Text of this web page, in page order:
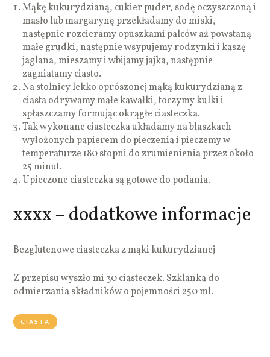
Mąkę kukurydzianą, cukier puder, sodę oczyszczoną i
masło lub margarynę przekładamy do miski,
następnie rozcieramy opuszkami palców aż powstaną
małe grudki, następnie wsypujemy rodzynki i kaszę
jaglana, mieszamy i wbijamy jajka, następnie
zagniatamy ciasto.
Na stolnicy lekko oprószonej mąką kukurydzianą z
ciasta odrywamy małe kawałki, toczymy kulki i
spłaszczamy formując okrągłe ciasteczka.
Tak wykonane ciasteczka układamy na blaszkach
wyłożonych papierem do pieczenia i pieczemy w
temperaturze 180 stopni do zrumienienia przez około
25 minut.
Upieczone ciasteczka są gotowe do podania.
xxxx – dodatkowe informacje
Bezglutenowe ciasteczka z mąki kukurydzianej
Z przepisu wyszło mi 30 ciasteczek. Szklanka do
odmierzania składników o pojemności 250 ml.
CIASTA